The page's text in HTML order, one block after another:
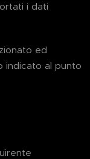
i dati
ed
indicato al punto